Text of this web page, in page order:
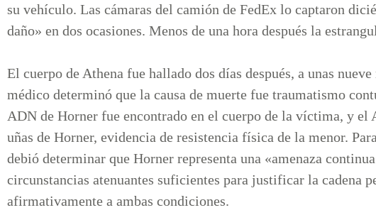
su vehículo. Las cámaras del camión de FedEx lo captaron
daño» en dos ocasiones. Menos de una hora después la
El cuerpo de Athena fue hallado dos días después, a unas
médico determinó que la causa de muerte fue traumatismo
ADN de Horner fue encontrado en el cuerpo de la víctima, y el
uñas de Horner, evidencia de resistencia física de la menor.
debió determinar que Horner representa una «amenaza
circunstancias atenuantes suficientes para justificar la cadena
afirmativamente a ambas condiciones.